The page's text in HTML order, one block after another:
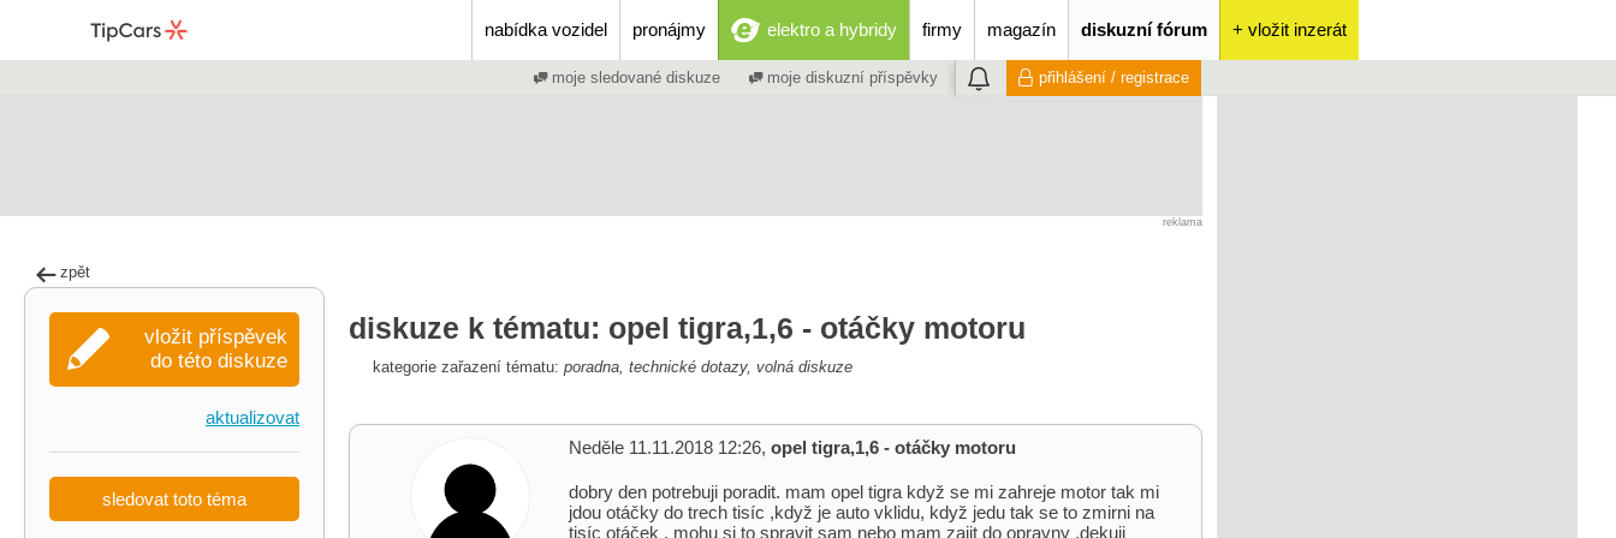
nabídka vozidel pronájmy elektro a hybridy firmy magazín diskuzní fórum + vložit inzerát
moje sledované diskuze moje diskuzní příspěvky přihlášení / registrace
reklama
zpět
diskuze k tématu: opel tigra,1,6 - otáčky motoru
kategorie zařazení tématu: poradna, technické dotazy, volná diskuze
Neděle 11.11.2018 12:26, opel tigra,1,6 - otáčky motoru
dobry den potrebuji poradit. mam opel tigra když se mi zahreje motor tak mi
jdou otáčky do trech tisíc ,když je auto vklidu, když jedu tak se to zmirni na
tisíc otáček , mohu si to spravit sam nebo mam zajit do opravny ,dekuji
vložit příspěvek
do této diskuze
aktualizovat
sledovat toto téma